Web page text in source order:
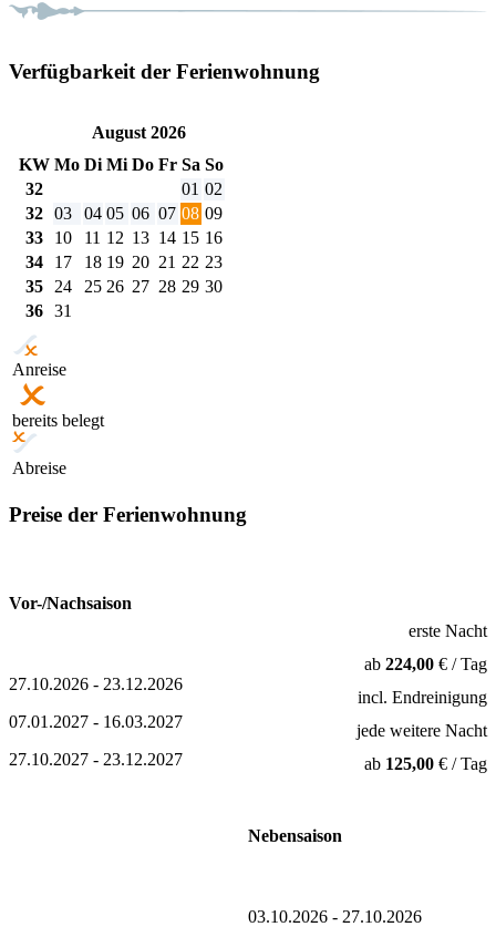
Verfügbarkeit der Ferienwohnung
August 2026
KW Mo Di Mi Do Fr Sa So
32
01 02
32 03 04 05 06 07 08 09
33
10 11 12 13 14 15 16
34
17 18 19 20 21 22 23
35
24 25 26 27 28 29 30
36 31
Anreise
bereits belegt
Abreise
Preise der Ferienwohnung
Vor-/Nachsaison
27.10.2026 - 23.12.2026
07.01.2027 - 16.03.2027
27.10.2027 - 23.12.2027
erste Nacht
ab 224,00€ / Tag
incl. Endreinigung
jede weitere Nacht
ab 125,00€ / Tag
Nebensaison
03.10.2026 - 27.10.2026